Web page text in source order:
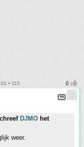
• 115
DJMO het
weer.